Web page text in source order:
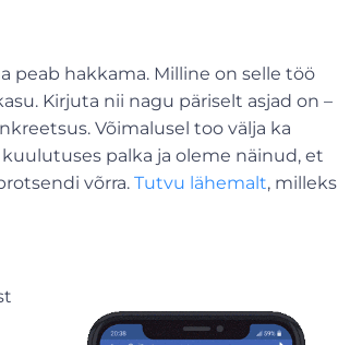
peab hakkama. Milline on selle töö
Kirjuta nii nagu päriselt asjad on –
Võimalusel too välja ka
palka ja oleme näinud, et
võrra. Tutvu lähemalt, milleks